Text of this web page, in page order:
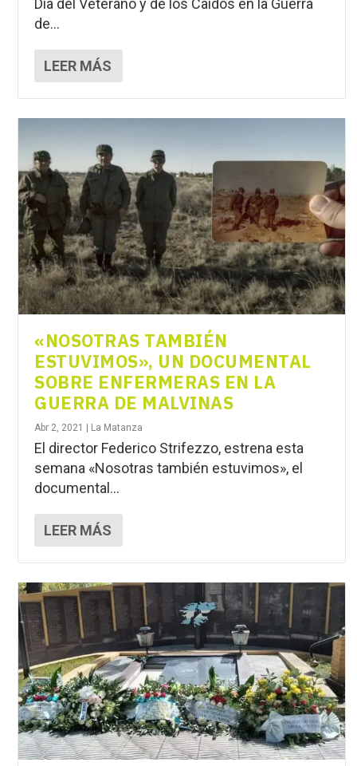
Día del Veterano y de los Caídos en la Guerra
de...
LEER MÁS
«NOSOTRAS TAMBIÉN
ESTUVIMOS», UN DOCUMENTAL
SOBRE ENFERMERAS EN LA
GUERRA DE MALVINAS
Abr 2, 2021 | La Matanza
El director Federico Strifezzo, estrena esta
semana «Nosotras también estuvimos», el
documental...
LEER MÁS